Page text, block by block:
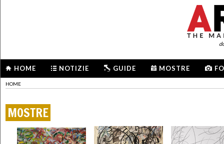
HOME NOTIZIE GUIDE MOSTRE
HOME
MOSTRE